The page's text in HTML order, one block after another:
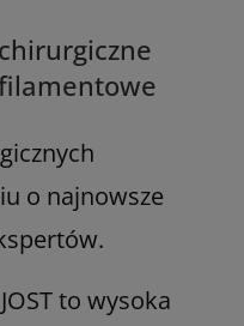
o najnowsze
to wysoka